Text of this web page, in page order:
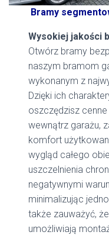
Bramy
Wysokiej jakości
Otwórz bramy
naszym bramom
wykonanym z
Dzięki ich
oszczędzisz
wewnątrz garażu,
komfort
wygląd całego
uszczelnienia
negatywnymi
minimalizując
także zauważyć,
umożliwiają